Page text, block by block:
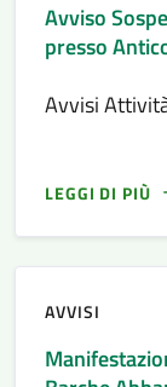
Avviso
presso
Avvisi
LEGGI DI PIÙ
AVVISI